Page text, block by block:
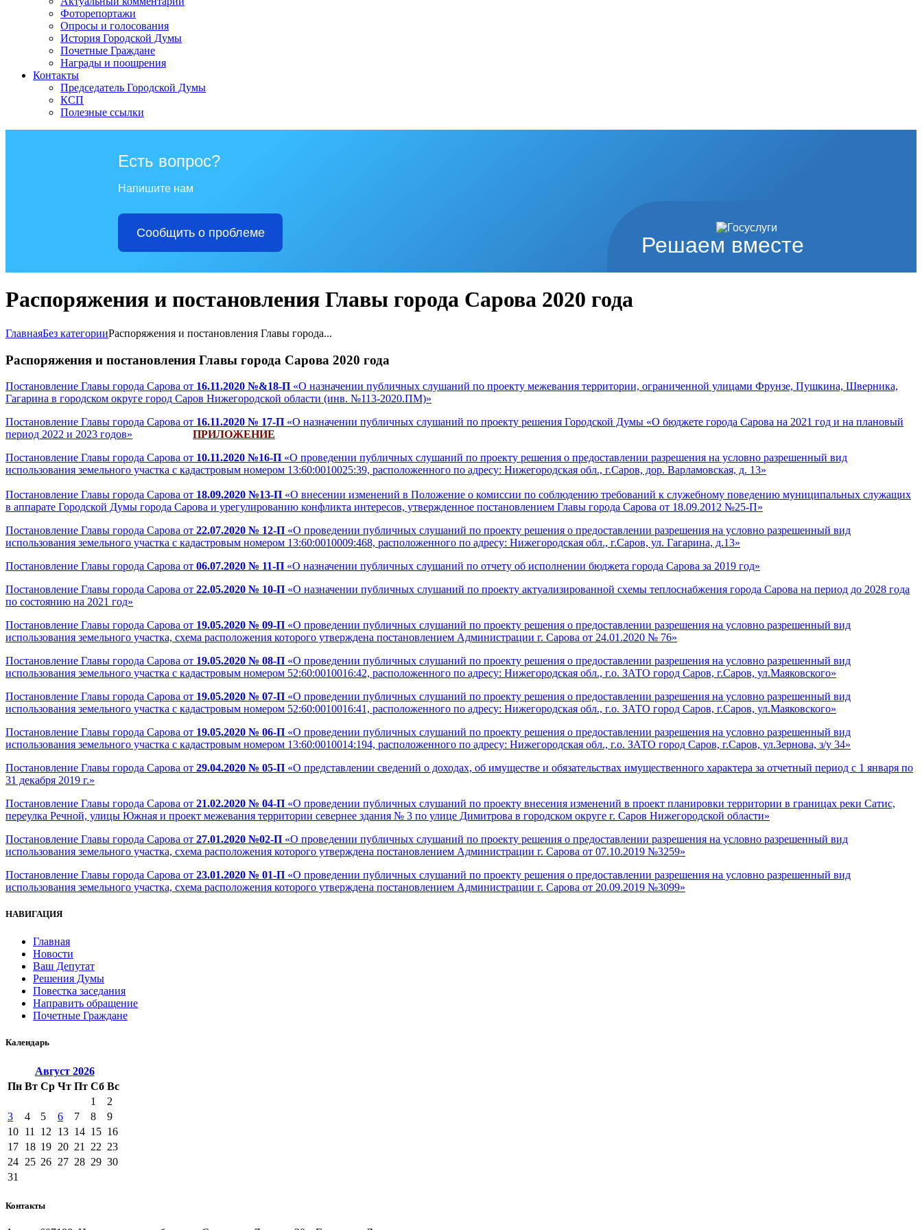
Фоторепортажи
Опросы и голосования
История Городской Думы
Почетные Граждане
Награды и поощрения
Контакты
Председатель Городской Думы
КСП
Полезные ссылки
Решаем вместе
Есть вопрос?
Напишите нам
Сообщить о проблеме
Распоряжения и постановления Главы города Сарова 2020 года
ГлавнаяБез категорииРаспоряжения и постановления Главы города...
Распоряжения и постановления Главы города Сарова 2020 года
Постановление Главы города Сарова от 16.11.2020 №&18-П «О назначении публичных слушаний по проекту межевания территории, ограниченной улицами Фрунзе, Пушкина, Шверника,
Гагарина в городском округе город Саров Нижегородской области (инв. №113-2020.ПМ)»
Постановление Главы города Сарова от 16.11.2020 № 17-П «О назначении публичных слушаний по проекту решения Городской Думы «О бюджете города Сарова на 2021 год и на плановый
период 2022 и 2023 годов»
ПРИЛОЖЕНИЕ
Постановление Главы города Сарова от 10.11.2020 №16-П «О проведении публичных слушаний по проекту решения о предоставлении разрешения на условно разрешенный вид
использования земельного участка с кадастровым номером 13:60:0010025:39, расположенного по адресу: Нижегородская обл., г.Саров, дор. Варламовская, д. 13»
Постановление Главы города Сарова от 18.09.2020 №13-П «О внесении изменений в Положение о комиссии по соблюдению требований к служебному поведению муниципальных служащих
в аппарате Городской Думы города Сарова и урегулированию конфликта интересов, утвержденное постановлением Главы города Сарова от 18.09.2012 №25-П»
Постановление Главы города Сарова от 22.07.2020 № 12-П «О проведении публичных слушаний по проекту решения о предоставлении разрешения на условно разрешенный вид
использования земельного участка с кадастровым номером 13:60:0010009:468, расположенного по адресу: Нижегородская обл., г.Саров, ул. Гагарина, д.13»
Постановление Главы города Сарова от 06.07.2020 № 11-П «О назначении публичных слушаний по отчету об исполнении бюджета города Сарова за 2019 год»
Постановление Главы города Сарова от 22.05.2020 № 10-П «О назначении публичных слушаний по проекту актуализированной схемы теплоснабжения города Сарова на период до 2028 года
по состоянию на 2021 год»
Постановление Главы города Сарова от 19.05.2020 № 09-П «О проведении публичных слушаний по проекту решения о предоставлении разрешения на условно разрешенный вид
использования земельного участка, схема расположения которого утверждена постановлением Администрации г. Сарова от 24.01.2020 № 76»
Постановление Главы города Сарова от 19.05.2020 № 08-П «О проведении публичных слушаний по проекту решения о предоставлении разрешения на условно разрешенный вид
использования земельного участка с кадастровым номером 52:60:0010016:42, расположенного по адресу: Нижегородская обл., г.о. ЗАТО город Саров, г.Саров, ул.Маяковского»
Постановление Главы города Сарова от 19.05.2020 № 07-П «О проведении публичных слушаний по проекту решения о предоставлении разрешения на условно разрешенный вид
использования земельного участка с кадастровым номером 52:60:0010016:41, расположенного по адресу: Нижегородская обл., г.о. ЗАТО город Саров, г.Саров, ул.Маяковского»
Постановление Главы города Сарова от 19.05.2020 № 06-П «О проведении публичных слушаний по проекту решения о предоставлении разрешения на условно разрешенный вид
использования земельного участка с кадастровым номером 13:60:0010014:194, расположенного по адресу: Нижегородская обл., г.о. ЗАТО город Саров, г.Саров, ул.Зернова, з/у 34»
Постановление Главы города Сарова от 29.04.2020 № 05-П «О представлении сведений о доходах, об имуществе и обязательствах имущественного характера за отчетный период с 1 января по
31 декабря 2019 г.»
Постановление Главы города Сарова от 21.02.2020 № 04-П «О проведении публичных слушаний по проекту внесения изменений в проект планировки территории в границах реки Сатис,
переулка Речной, улицы Южная и проект межевания территории севернее здания № 3 по улице Димитрова в городском округе г. Саров Нижегородской области»
Постановление Главы города Сарова от 27.01.2020 №02-П «О проведении публичных слушаний по проекту решения о предоставлении разрешения на условно разрешенный вид
использования земельного участка, схема расположения которого утверждена постановлением Администрации г. Сарова от 07.10.2019 №3259»
Постановление Главы города Сарова от 23.01.2020 № 01-П «О проведении публичных слушаний по проекту решения о предоставлении разрешения на условно разрешенный вид
использования земельного участка, схема расположения которого утверждена постановлением Администрации г. Сарова от 20.09.2019 №3099»
НАВИГАЦИЯ
Главная
Новости
Ваш Депутат
Решения Думы
Повестка заседания
Направить обращение
Почетные Граждане
Календарь
Август 2026
Пн Вт Ср Чт Пт Сб Вс
1
2
3
4 5 6 7 8
9
10 11 12 13 14 15 16
17 18 19 20 21 22 23
24 25 26 27 28 29 30
31
Контакты